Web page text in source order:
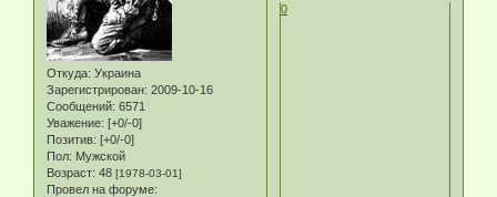
Откуда: Украина
Зарегистрирован: 2009-10-16
Сообщений: 6571
Уважение: [+0/-0]
Позитив: [+0/-0]
Пол: Мужской
Возраст: 48 [1978-03-01]
Провел на форуме:
0